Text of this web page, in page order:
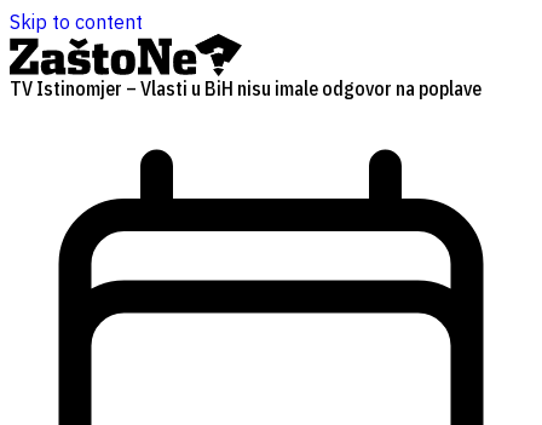
Skip to content
TV Istinomjer – Vlasti u BiH nisu imale odgovor na poplave